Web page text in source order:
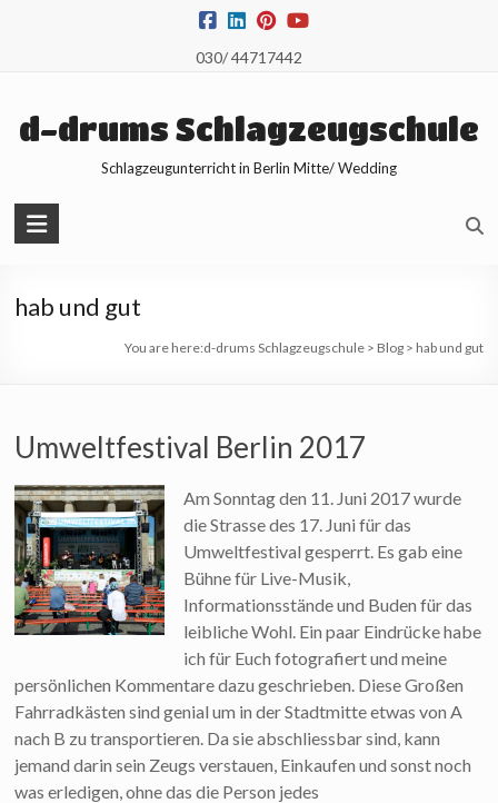
030/ 44717442
d-drums Schlagzeugschule
Schlagzeugunterricht in Berlin Mitte/ Wedding
hab und gut
You are here:d-drums Schlagzeugschule> Blog> hab und gut
Umweltfestival Berlin 2017
Am Sonntag den 11. Juni 2017 wurde
die Strasse des 17. Juni für das
Umweltfestival gesperrt. Es gab eine
Bühne für Live-Musik,
Informationsstände und Buden für das
leibliche Wohl. Ein paar Eindrücke habe
ich für Euch fotografiert und meine
persönlichen Kommentare dazu geschrieben. Diese Großen
Fahrradkästen sind genial um in der Stadtmitte etwas von A
nach B zu transportieren. Da sie abschliessbar sind, kann
jemand darin sein Zeugs verstauen, Einkaufen und sonst noch
was erledigen, ohne das die Person jedes